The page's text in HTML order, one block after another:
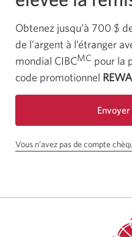
Obtenez jusqu’à 700 $
de l’argent à l’étranger
mondial CIBCMC pour la
code promotionnel
nouvelle
Vous n’avez pas de compte